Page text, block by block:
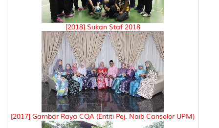
[2018] Sukan Staf 2018
[2017] Gambar Raya CQA (Entiti Pej. Naib Canselor UPM)